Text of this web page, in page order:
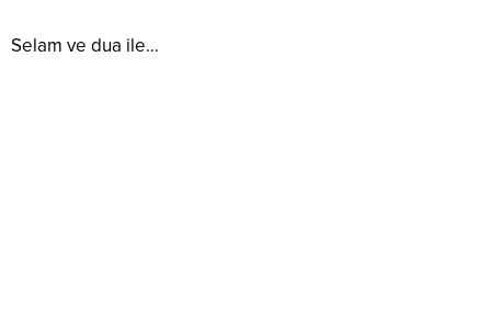
Selam ve dua ile…